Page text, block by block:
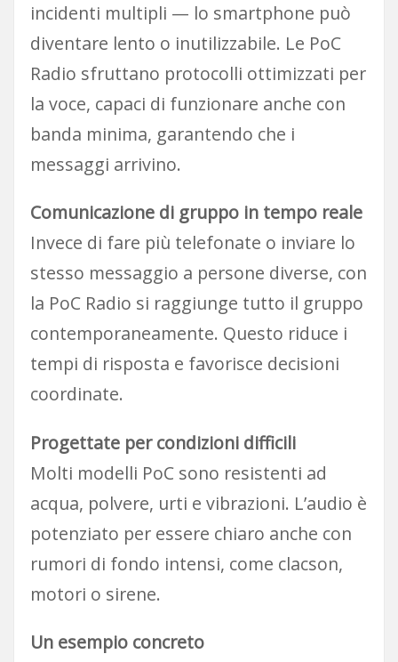
incidenti multipli — lo smartphone può
diventare lento o inutilizzabile. Le PoC
Radio sfruttano protocolli ottimizzati per
la voce, capaci di funzionare anche con
banda minima, garantendo che i
messaggi arrivino.
Comunicazione di gruppo in tempo reale
Invece di fare più telefonate o inviare lo
stesso messaggio a persone diverse, con
la PoC Radio si raggiunge tutto il gruppo
contemporaneamente. Questo riduce i
tempi di risposta e favorisce decisioni
coordinate.
Progettate per condizioni difficili
Molti modelli PoC sono resistenti ad
acqua, polvere, urti e vibrazioni. L’audio è
potenziato per essere chiaro anche con
rumori di fondo intensi, come clacson,
motori o sirene.
Un esempio concreto